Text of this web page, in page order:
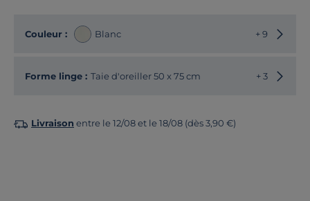
Couleur : Blanc + 9
Forme linge : Taie d'oreiller 50 x 75 cm + 3
Livraison entre le 12/08 et le 18/08 (dès 3,90 €)